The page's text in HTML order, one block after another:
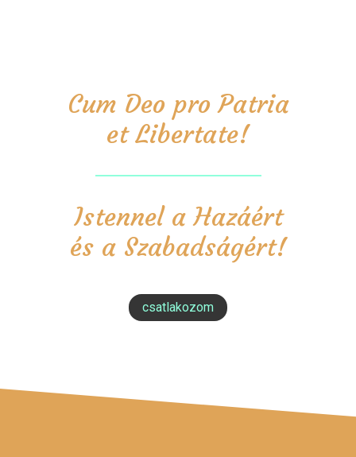
Cum Deo pro Patria
et Libertate!
Istennel a Hazáért
és a Szabadságért!
csatlakozom